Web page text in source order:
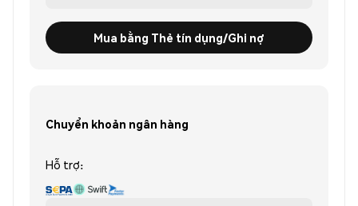
Mua bằng Thẻ tín dụng/Ghi nợ
Chuyển khoản ngân hàng
Hỗ trợ: